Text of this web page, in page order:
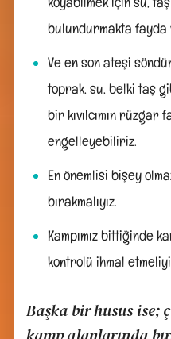
bulundurmakta fayda
Ve en son ateşi
toprak, su, belki taş
bir kıvılcımın
engelleyebiliriz.
En önemlisi bişey
bırakmalıyız.
Kampımız bittiğinde
kontrolü ihmal
Başka bir husus ise;